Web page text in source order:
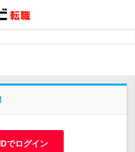
でログイン